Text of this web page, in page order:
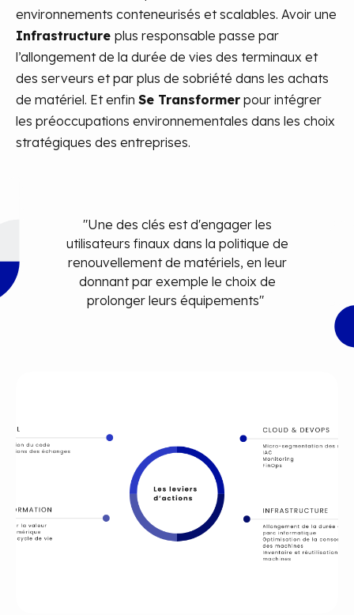
environnements conteneurisés et scalables. Avoir une
Infrastructure plus responsable passe par
l’allongement de la durée de vies des terminaux et
des serveurs et par plus de sobriété dans les achats
de matériel. Et enfin Se Transformer pour intégrer
les préoccupations environnementales dans les choix
stratégiques des entreprises.
"Une des clés est d'engager les
utilisateurs finaux dans la politique de
renouvellement de matériels, en leur
donnant par exemple le choix de
prolonger leurs équipements" ​